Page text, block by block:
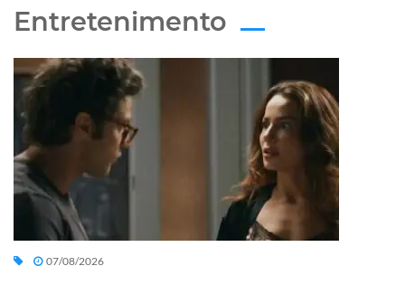
Entretenimento
07/08/2026